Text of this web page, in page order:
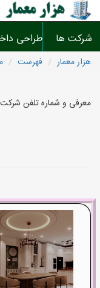
شرکت ها طراحی
هزار معمار فهرست
معرفی و شماره تلفن شرکت